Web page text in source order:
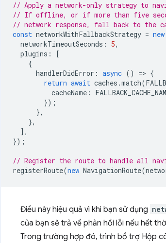
// Apply a network-only strategy to
// If offline, or if more than five
// network response, fall back to the
const networkWithFallbackStrategy = new
networkTimeoutSeconds : 5,
plugins :
[
{
handlerDidError : async () => {
return await caches .match(
cacheName :
});
},
},
],
});
// Register the route to handle all
registerRoute(new NavigationRoute(
Điều này hiệu quả vì khi bạn sử dụng
của bạn sẽ trả về phản hồi lỗi nếu hết
Trong trường hợp đó, trình bổ trợ Hộp